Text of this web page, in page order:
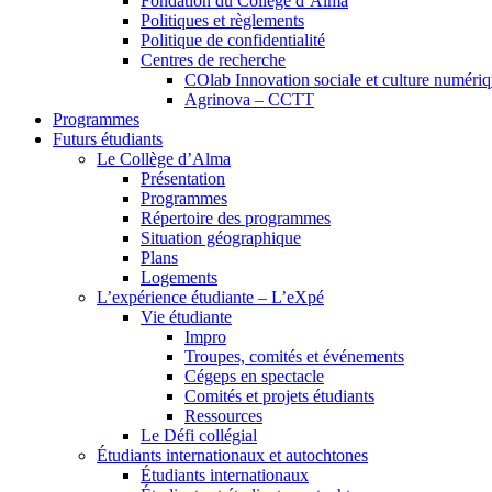
Politiques et règlements
Politique de confidentialité
Centres de recherche
COlab Innovation sociale et culture
Agrinova – CCTT
Programmes
Futurs étudiants
Le Collège d’Alma
Présentation
Programmes
Répertoire des programmes
Situation géographique
Plans
Logements
L’expérience étudiante – L’eXpé
Vie étudiante
Impro
Troupes, comités et événements
Cégeps en spectacle
Comités et projets étudiants
Ressources
Le Défi collégial
Étudiants internationaux et autochtones
Étudiants internationaux